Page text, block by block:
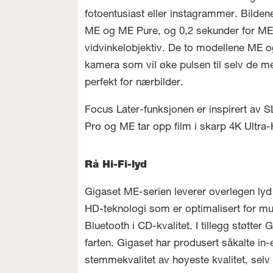
fotoentusiast eller instagrammer.
ME og ME Pure, og 0,2 sekunder for
vidvinkelobjektiv. De to modellene ME
kamera som vil øke pulsen til selv de
perfekt for nærbilder.
Focus Later-funksjonen er inspirert av
Pro og ME tar opp film i skarp 4K
Rå Hi-Fi-lyd
Gigaset ME-serien leverer overlegen
HD-teknologi som er optimalisert for
Bluetooth i CD-kvalitet. I tillegg støtter
farten. Gigaset har produsert såkalte
stemmekvalitet av høyeste kvalitet,